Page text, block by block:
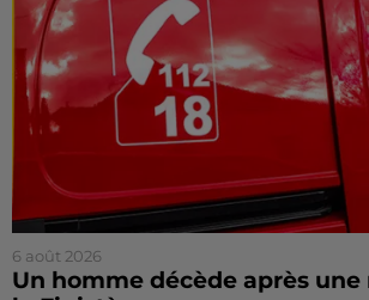
6 août 2026
Un homme décède après une